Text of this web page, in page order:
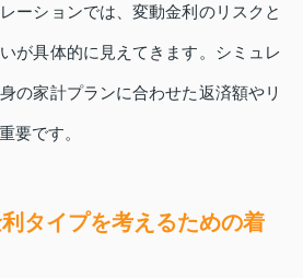
ーションでは、変動金利のリスクと
が具体的に見えてきます。シミュレ
の家計プランに合わせた返済額やリ
要です。
タイプを考えるための着